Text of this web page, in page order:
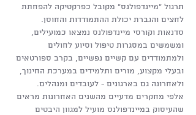
תרגול "מיינדפולנס" מקובל כפרקטיקה להפחתת
לחצים והגברת יכולת ההתמודדות והחוסן.
סדנאות וקורסי מיינדפולנס נמצאו כמועילים,
ומשמשים במסגרות טיפול וסיוע לחולים
ולמתמודדים עם קשיים נפשיים, בקרב ספורטאים
ובעלי מקצוע, מורים ותלמידים במערכת החינוך,
ולאחרונה גם בארגונים - לעובדים ומנהלים.
אלפי מחקרים מדעיים מהשנים האחרונות מראים
שהעיסוק במיינדפולנס מועיל למגוון היבטים